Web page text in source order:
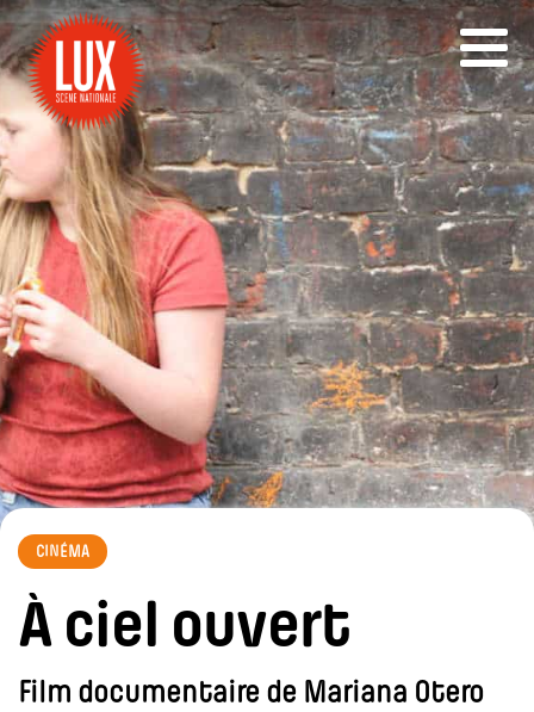
CINÉMA
À ciel ouvert
Film documentaire de Mariana Otero